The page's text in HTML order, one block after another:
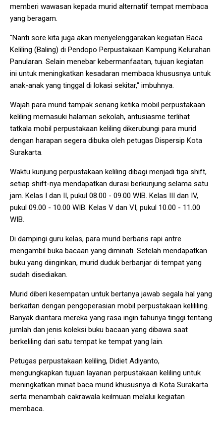
memberi wawasan kepada murid alternatif tempat membaca
yang beragam.
"Nanti sore kita juga akan menyelenggarakan kegiatan Baca
Keliling (Baling) di Pendopo Perpustakaan Kampung Kelurahan
Panularan. Selain menebar kebermanfaatan, tujuan kegiatan
ini untuk meningkatkan kesadaran membaca khususnya untuk
anak-anak yang tinggal di lokasi sekitar," imbuhnya.
Wajah para murid tampak senang ketika mobil perpustakaan
keliling memasuki halaman sekolah, antusiasme terlihat
tatkala mobil perpustakaan keliling dikerubungi para murid
dengan harapan segera dibuka oleh petugas Dispersip Kota
Surakarta.
Waktu kunjung perpustakaan keliling dibagi menjadi tiga shift,
setiap shift-nya mendapatkan durasi berkunjung selama satu
jam. Kelas I dan II, pukul 08.00 - 09.00 WIB. Kelas III dan IV,
pukul 09.00 - 10.00 WIB. Kelas V dan VI, pukul 10.00 - 11.00
WIB.
Di dampingi guru kelas, para murid berbaris rapi antre
mengambil buka bacaan yang diminati. Setelah mendapatkan
buku yang diinginkan, murid duduk berbanjar di tempat yang
sudah disediakan.
Murid diberi kesempatan untuk bertanya jawab segala hal yang
berkaitan dengan pengoperasian mobil perpustakaan kelililing.
Banyak diantara mereka yang rasa ingin tahunya tinggi tentang
jumlah dan jenis koleksi buku bacaan yang dibawa saat
berkeliling dari satu tempat ke tempat yang lain.
Petugas perpustakaan keliling, Didiet Adiyanto,
mengungkapkan tujuan layanan perpustakaan keliling untuk
meningkatkan minat baca murid khususnya di Kota Surakarta
serta menambah cakrawala keilmuan melalui kegiatan
membaca.